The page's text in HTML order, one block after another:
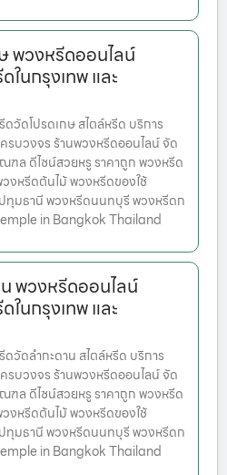
พวงหรีดออนไลน์
นกรุงเทพ และ
ดโปรดเกษ สไตล์หรีด บริการ
บวงจร ร้านพวงหรีดออนไลน์ จัด
ฑล ดีไซน์สวยหรู ราคาถูก พวงหรีด
งหรีดต้นไม้ พวงหรีดของใช้
ทุมธานี พวงหรีดนนทบุรี พวงหรีดก
in Bangkok Thailand
พวงหรีดออนไลน์
นกรุงเทพ และ
ดลำกะดาน สไตล์หรีด บริการ
บวงจร ร้านพวงหรีดออนไลน์ จัด
ฑล ดีไซน์สวยหรู ราคาถูก พวงหรีด
งหรีดต้นไม้ พวงหรีดของใช้
ทุมธานี พวงหรีดนนทบุรี พวงหรีดก
in Bangkok Thailand